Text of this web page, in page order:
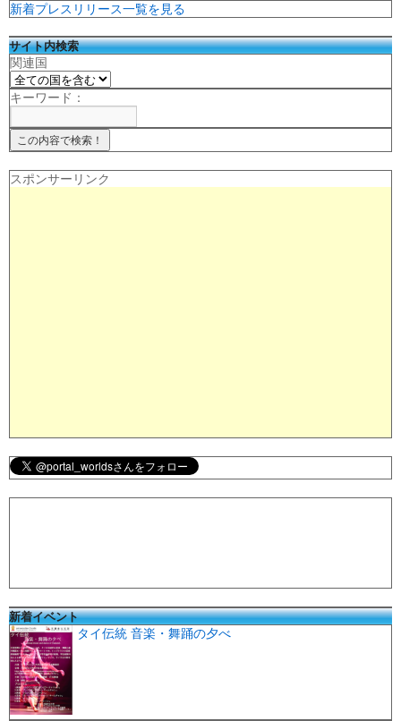
新着プレスリリース一覧を見る
サイト内検索
関連国
キーワード：
スポンサーリンク
新着イベント
タイ伝統 音楽・舞踊の夕べ